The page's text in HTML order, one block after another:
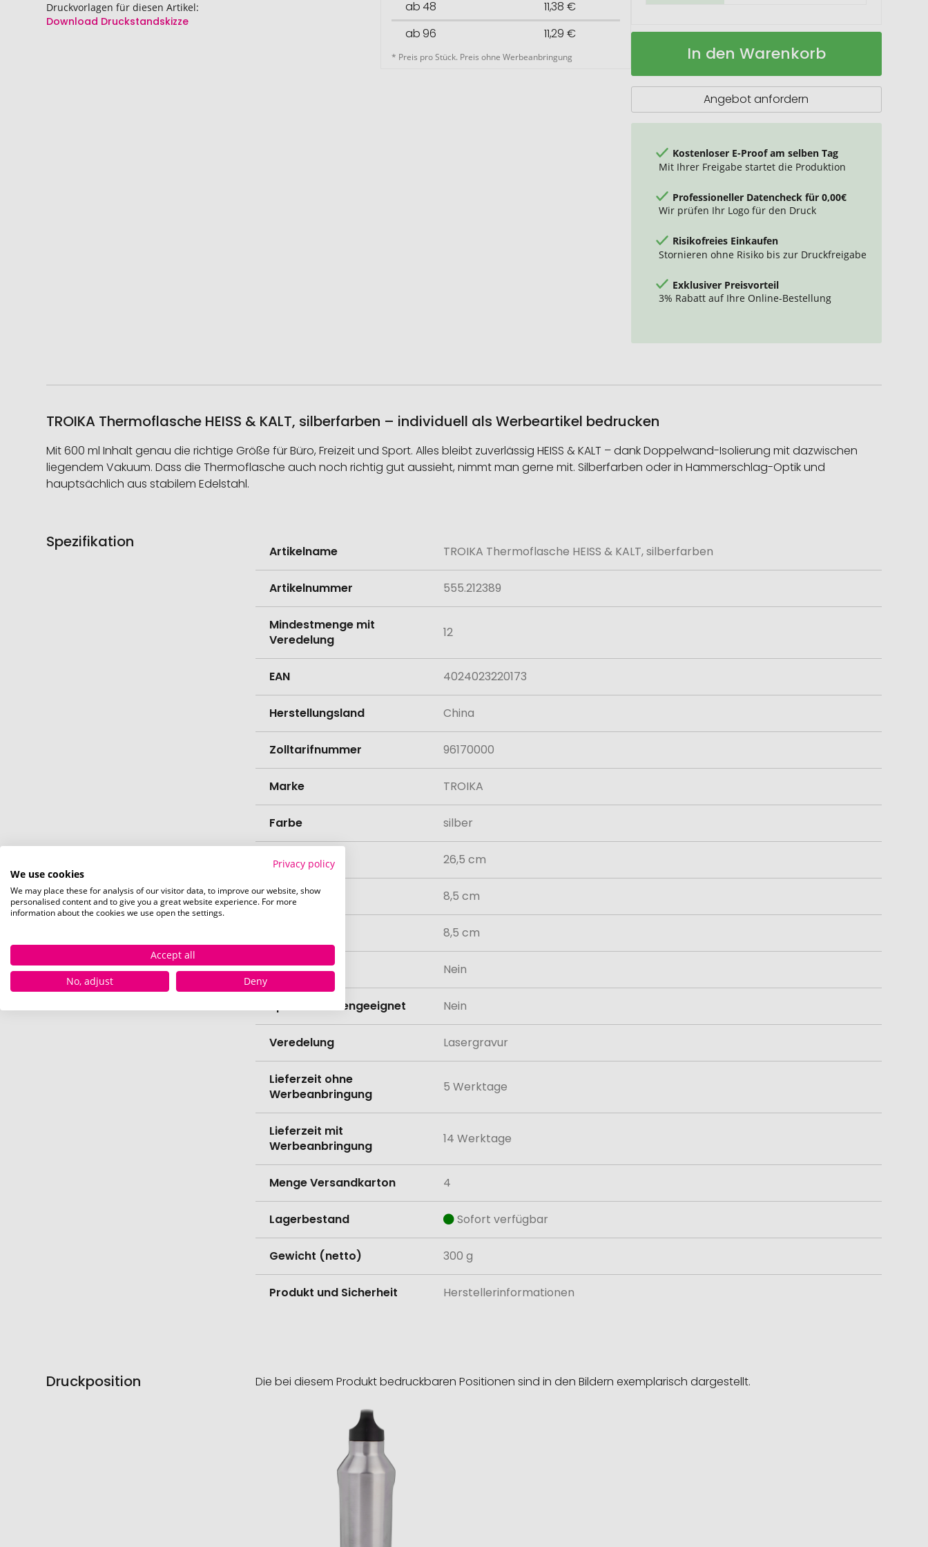
Druckvorlagen für diesen Artikel:
Download Druckstandskizze
ab 48
11,38 €
ab 96
11,29 €
* Preis pro Stück. Preis ohne Werbeanbringung
TROIKA
Thermoflasche
&
Auf
In den Warenkorb
Angebot anfordern
Kostenloser E-Proof am selben Tag
Mit Ihrer Freigabe startet die Produktion
Professioneller Datencheck für 0,00€
Wir prüfen Ihr Logo für den Druck
Risikofreies Einkaufen
Stornieren ohne Risiko bis zur Druckfreigabe
Exklusiver Preisvorteil
3% Rabatt auf Ihre Online-Bestellung
TROIKA Thermoflasche HEISS & KALT, silberfarben – individuell als Werbeartikel bedrucken
Mit 600 ml Inhalt genau die richtige Größe für Büro, Freizeit und Sport. Alles bleibt zuverlässig HEISS & KALT – dank Doppelwand-Isolierung mit dazwischen
liegendem Vakuum. Dass die Thermoflasche auch noch richtig gut aussieht, nimmt man gerne mit. Silberfarben oder in Hammerschlag-Optik und
hauptsächlich aus stabilem Edelstahl.
Spezifikation
Informationen
Artikelname TROIKA Thermoflasche HEISS & KALT, silberfarben
Artikelnummer 555.212389
Mindestmenge mit
Veredelung
12
EAN 4024023220173
Herstellungsland China
Zolltarifnummer 96170000
Marke TROIKA
Farbe silber
Länge 26,5 cm
Breite 8,5 cm
8,5 cm
Bio-Produkt Nein
Spülmaschinengeeignet Nein
Veredelung Lasergravur
Lieferzeit ohne
Werbeanbringung
5 Werktage
Lieferzeit mit
Werbeanbringung
14 Werktage
Menge Versandkarton 4
Lagerbestand Sofort verfügbar
Gewicht (netto) 300 g
Produkt und Sicherheit Herstellerinformationen
Druckposition Die bei diesem Produkt bedruckbaren Positionen sind in den Bildern exemplarisch dargestellt.
Privacy policy
We use cookies
We may place these for analysis of our visitor data, to improve our website, show
personalised content and to give you a great website experience. For more
information about the cookies we use open the settings.
Accept all
No, adjust
Deny